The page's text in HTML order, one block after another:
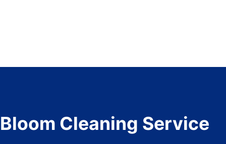
Bloom Cleaning Service